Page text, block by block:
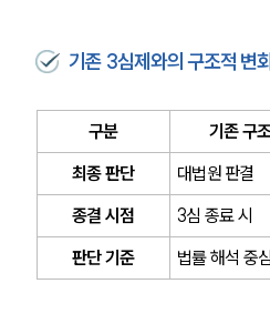
기존 3심제와의 구조적 변
구분 기존 구
최종 판단
대법원 판결
종결 시점
3심 종료 시
판단 기준
법률 해석 중심